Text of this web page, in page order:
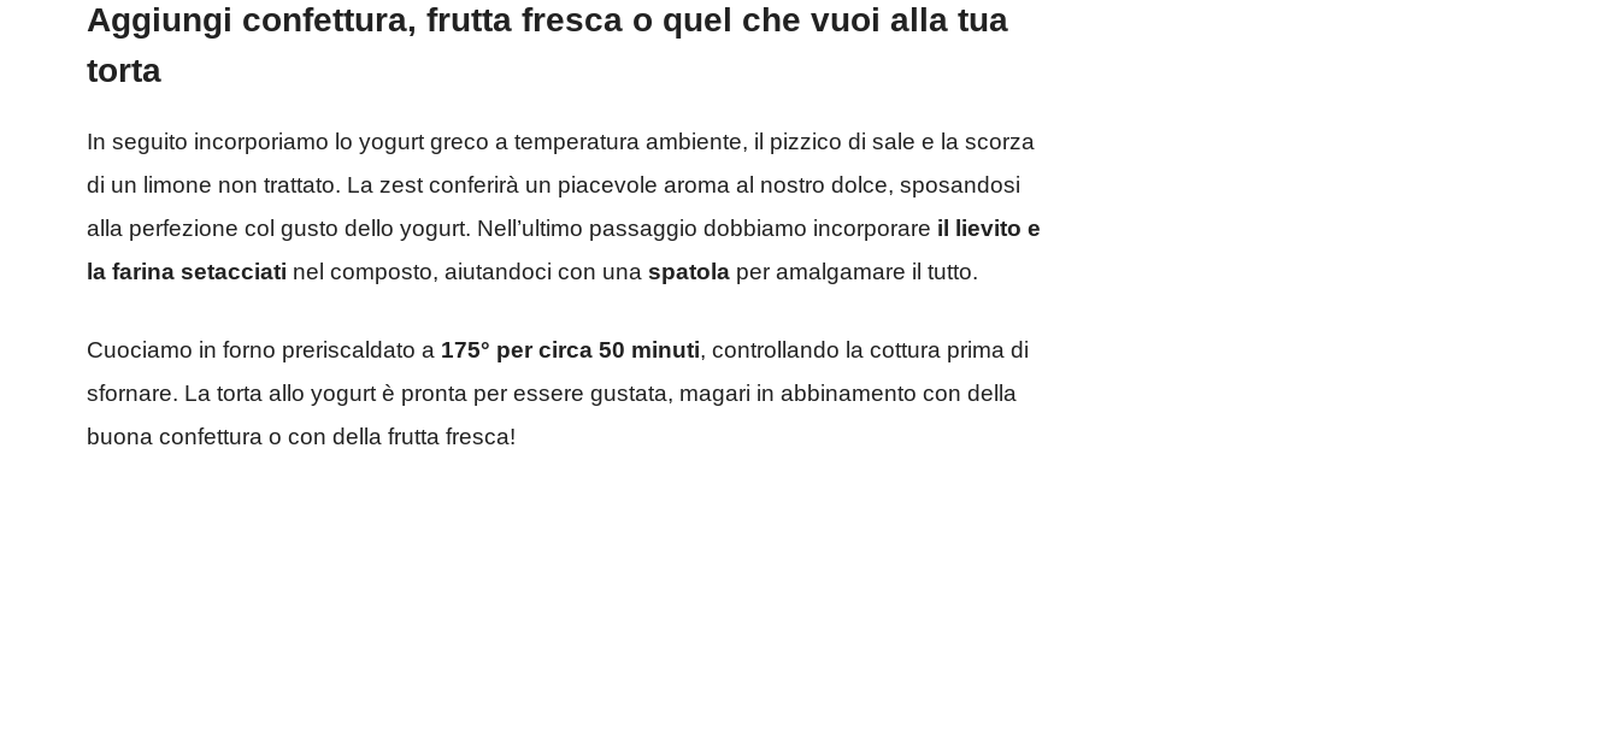
Aggiungi confettura, frutta fresca o quel che vuoi alla tua
torta
In seguito incorporiamo lo yogurt greco a temperatura ambiente, il pizzico di sale e la scorza
di un limone non trattato. La zest conferirà un piacevole aroma al nostro dolce, sposandosi
alla perfezione col gusto dello yogurt. Nell’ultimo passaggio dobbiamo incorporare il lievito e
la farina setacciati nel composto, aiutandoci con una spatola per amalgamare il tutto.
Cuociamo in forno preriscaldato a 175° per circa 50 minuti, controllando la cottura prima di
sfornare. La torta allo yogurt è pronta per essere gustata, magari in abbinamento con della
buona confettura o con della frutta fresca!